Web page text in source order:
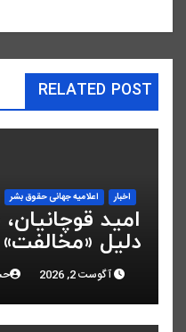
RELATED POST
اخبار اعلاميه جهانی حقوق بشر
امید
سال زندان
آگوست 2, 2026